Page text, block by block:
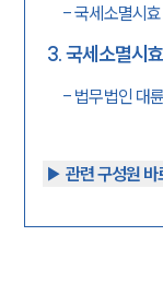
-국세소멸시
3.국세소멸시
- 법무법인 대
▶︎ 관련 구성원 바